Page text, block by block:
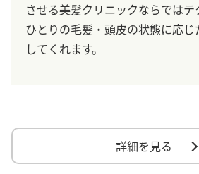
させる美髪クリニックならでは
ひとりの毛髪・頭皮の状態に応
してくれます。
詳細を見る